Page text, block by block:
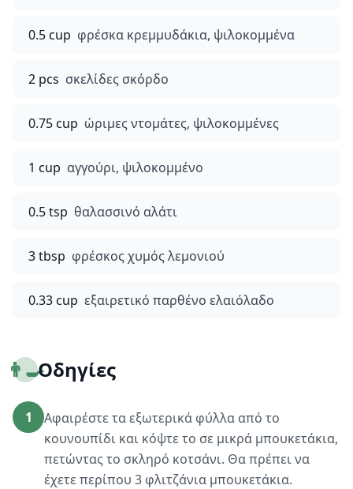
0.5 cup φρέσκα κρεμμυδάκια, ψιλοκομμένα
2 pcs σκελίδες σκόρδο
0.75 cup ώριμες ντομάτες, ψιλοκομμένες
1 cup αγγούρι, ψιλοκομμένο
0.5 tsp θαλασσινό αλάτι
3 tbsp φρέσκος χυμός λεμονιού
0.33 cup εξαιρετικό παρθένο ελαιόλαδο
👨‍🍳Οδηγίες
1
Αφαιρέστε τα εξωτερικά φύλλα από το
κουνουπίδι και κόψτε το σε μικρά μπουκετάκια,
πετώντας το σκληρό κοτσάνι. Θα πρέπει να
έχετε περίπου 3 φλιτζάνια μπουκετάκια.